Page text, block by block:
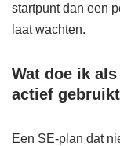
startpunt dan een
laat wachten.
Wat doe ik
actief
Een SE-plan dat